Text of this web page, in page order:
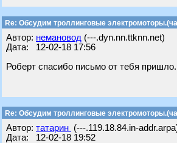
Re: Обсудим троллинговые
Автор: немановод (---.dyn.nn.ttknn.net)
Дата: 12-02-18 17:56
Роберт спасибо письмо от тебя
Re: Обсудим троллинговые
Автор: татарин (---.119.18.84.in-
Дата: 12-02-18 19:52